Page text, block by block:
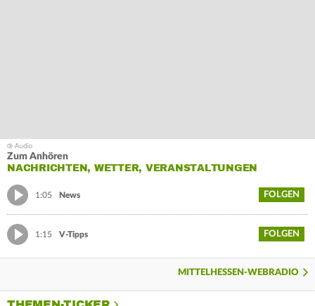
Zum Anhören
NACHRICHTEN, WETTER, VERANSTALTUNGEN
1:05 News FOLGEN
1:15 V-Tipps FOLGEN
MITTELHESSEN-WEBRADIO